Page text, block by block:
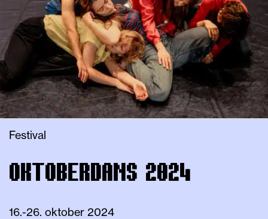
Festival
OKTOBERDANS 2024
16.-26. oktober 2024